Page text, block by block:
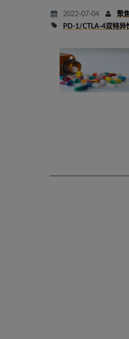
2022-07-04
聚
PD-1/CTLA-4双特异